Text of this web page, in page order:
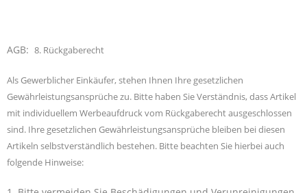
AGB: 8. Rückgaberecht
Als Gewerblicher Einkäufer, stehen Ihnen Ihre gesetzlichen
Gewährleistungsansprüche zu. Bitte haben Sie Verständnis, dass Artikel
mit individuellem Werbeaufdruck vom Rückgaberecht ausgeschlossen
sind. Ihre gesetzlichen Gewährleistungsansprüche bleiben bei diesen
Artikeln selbstverständlich bestehen. Bitte beachten Sie hierbei auch
folgende Hinweise: